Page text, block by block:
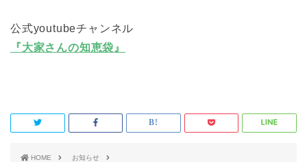
公式youtubeチャンネル
『大家さんの知恵袋』
HOME お知らせ